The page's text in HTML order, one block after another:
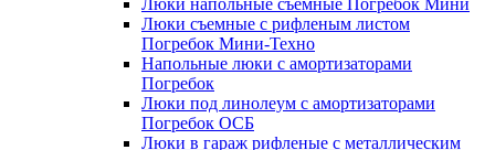
Люки напольные съемные Погребок Мини
Люки съемные с рифленым листом
Погребок Мини-Техно
Напольные люки с амортизаторами
Погребок
Люки под линолеум с амортизаторами
Погребок ОСБ
Люки в гараж рифленые с металлическим